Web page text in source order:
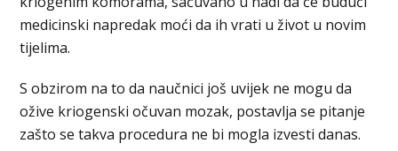
medicinski napredak moći da ih vrati u život u novim
tijelima.
S obzirom na to da naučnici još uvijek ne mogu da
ožive kriogenski očuvan mozak, postavlja se pitanje
zašto se takva procedura ne bi mogla izvesti danas.